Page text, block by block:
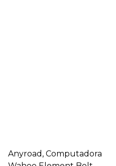
Anyroad, Computadora